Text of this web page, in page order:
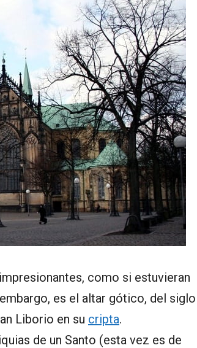
como si estuvieran
es el altar gótico, del siglo
Liborio en su cripta.
de un Santo (esta vez es de